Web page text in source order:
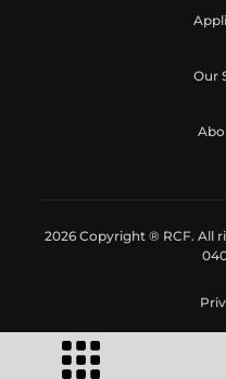
Our
2026 Copyright ® RCF. All